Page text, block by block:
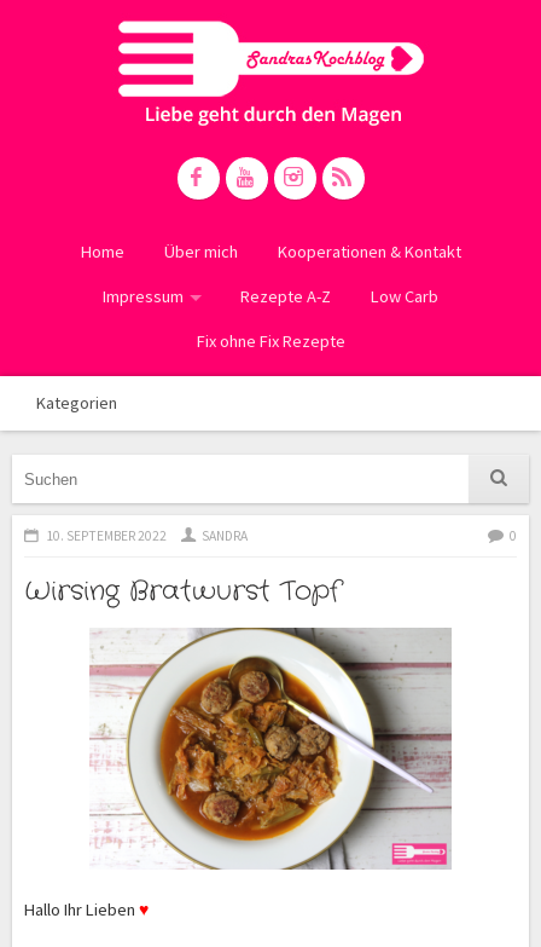
Home Über mich Kooperationen & Kontakt
Impressum Rezepte A-Z Low Carb
Fix ohne Fix Rezepte
Kategorien
10. SEPTEMBER 2022 SANDRA 0
Wirsing Bratwurst Topf
Hallo Ihr Lieben ♥